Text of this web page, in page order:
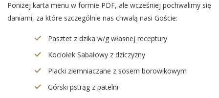
Poniżej karta menu w formie PDF, ale wcześniej pochwalimy się
daniami, za które szczególnie nas chwalą nasi Goście:
Pasztet z dzika w/g własnej receptury
Kociołek Sabałowy z dziczyzny
Placki ziemniaczane z sosem borowikowym
Górski pstrąg z patelni